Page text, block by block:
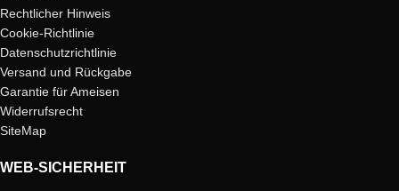
Rechtlicher Hinweis
Cookie-Richtlinie
Datenschutzrichtlinie
Versand und Rückgabe
Garantie für Ameisen
Widerrufsrecht
SiteMap
WEB-SICHERHEIT